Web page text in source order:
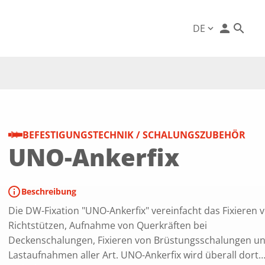
DE expand_more person
BEFESTIGUNGSTECHNIK / SCHALUNGSZUBEHÖR
UNO-Ankerfix
infoBeschreibung
Die DW-Fixation "UNO-Ankerfix" vereinfacht das Fixieren
Richtstützen, Aufnahme von Querkräften bei
Deckenschalungen, Fixieren von Brüstungsschalungen
Lastaufnahmen aller Art. UNO-Ankerfix wird überall dort